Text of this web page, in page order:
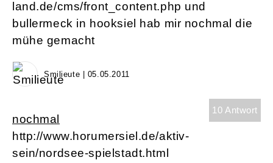
land.de/cms/front_content.php und
bullermeck in hooksiel hab mir nochmal die
mühe gemacht
Smilieute | 05.05.2011
10 Antwort
nochmal
http://www.horumersiel.de/aktiv-
sein/nordsee-spielstadt.html